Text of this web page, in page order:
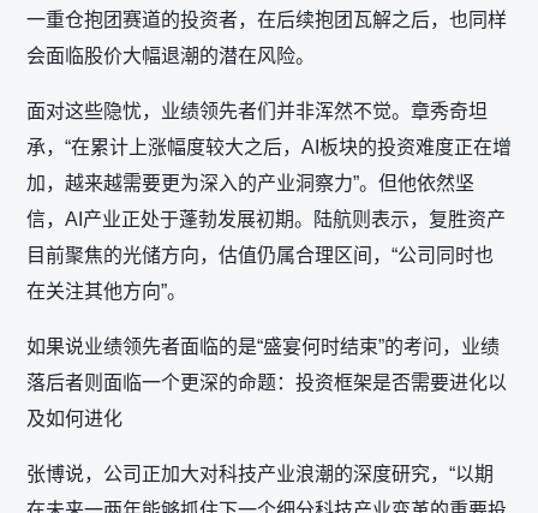
一重仓抱团赛道的投资者，在后续抱团瓦解之后，也同样
会面临股价大幅退潮的潜在风险。
面对这些隐忧，业绩领先者们并非浑然不觉。章秀奇坦
承，“在累计上涨幅度较大之后，AI板块的投资难度正在增
加，越来越需要更为深入的产业洞察力”。但他依然坚
信，AI产业正处于蓬勃发展初期。陆航则表示，复胜资产
目前聚焦的光储方向，估值仍属合理区间，“公司同时也
在关注其他方向”。
如果说业绩领先者面临的是“盛宴何时结束”的考问，业绩
落后者则面临一个更深的命题：投资框架是否需要进化以
及如何进化
张博说，公司正加大对科技产业浪潮的深度研究，“以期